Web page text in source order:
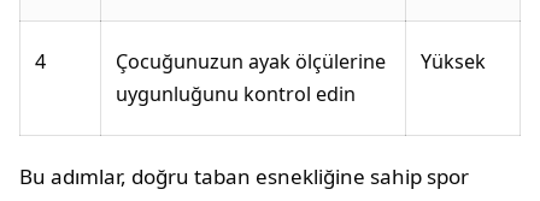
4
Çocuğunuzun ayak ölçülerine
uygunluğunu kontrol edin
Yüksek
Bu adımlar, doğru taban esnekliğine sahip spor